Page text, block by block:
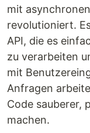
mit
revolutioniert.
API, die es
zu verarbeiten
mit
Anfragen
Code sauberer,
machen.